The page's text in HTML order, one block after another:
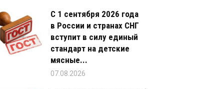
С 1 сентября 2026 года
в России и странах СНГ
вступит в силу единый
стандарт на детские
мясные...
07.08.2026